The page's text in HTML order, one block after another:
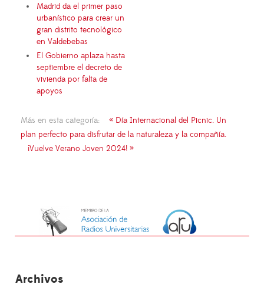
Madrid da el primer paso
urbanístico para crear un
gran distrito tecnológico
en Valdebebas
El Gobierno aplaza hasta
septiembre el decreto de
vivienda por falta de
apoyos
Más en esta categoría:
« Día Internacional del Picnic. Un
plan perfecto para disfrutar de la naturaleza y la compañía.
¡Vuelve Verano Joven 2024! »
Archivos